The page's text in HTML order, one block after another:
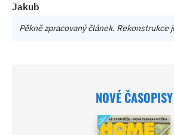
Jakub
Pěkně zpracovaný článek. Rekonstrukce
NOVÉ ČASOPISY